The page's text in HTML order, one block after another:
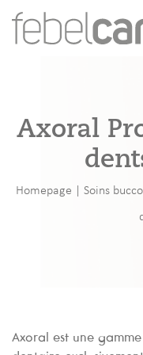
Axoral
Homepage | Soins
Axoral est une